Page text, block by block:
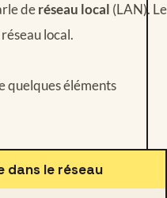
deréseau local (LAN). Le
local.
quelques éléments
dans le réseau